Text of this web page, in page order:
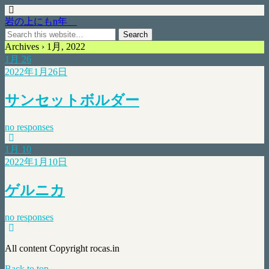
岩の上にもn年
Archives › 1月, 2022
1月 26
2022年1月26日
サンセットボルダー
no responses
1月 10
2022年1月10日
ゲルニカ
no responses
All content Copyright rocas.in